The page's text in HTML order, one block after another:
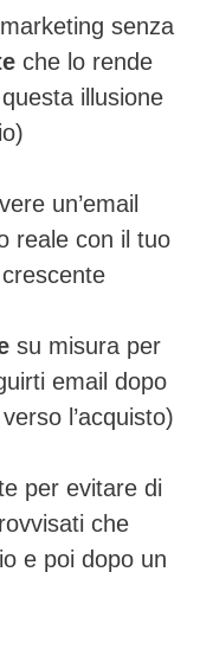
senza
che lo rende
illusione
un’email
reale con il tuo
su misura per
email dopo
l’acquisto)
per evitare di
che
e poi dopo un